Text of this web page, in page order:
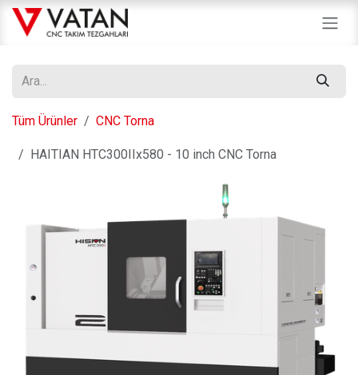
İçereği Atla
Tüm Ürünler CNC Torna
HAITIAN HTC300IIx580 - 10 inch CNC Torna